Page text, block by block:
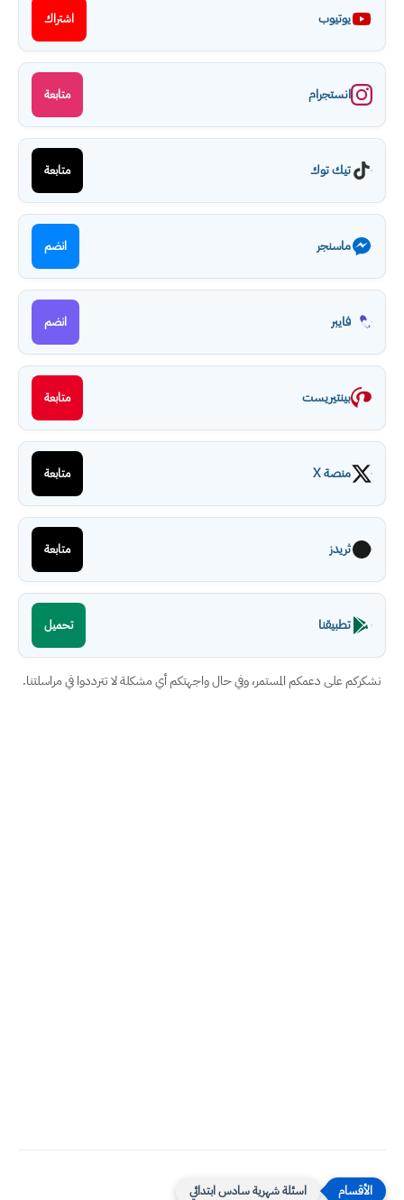
يوتيوب اشتراك
انستجرام متابعة
تيك توك متابعة
ماسنجر انضم
فايبر انضم
بينتيريست متابعة
منصة X متابعة
ثريدز متابعة
تطبيقنا تحميل
نشكركم على دعمكم المستمر، وفي حال واجهتكم أي مشكلة لا تترددوا في مراسلتنا.
اسئلة شهرية سادس ابتدائي